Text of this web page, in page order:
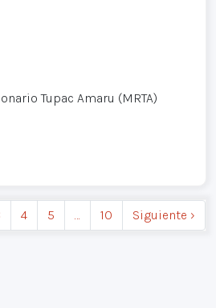
Tupac Amaru (MRTA)
4 5 … 10 Siguiente ›